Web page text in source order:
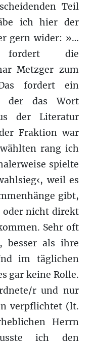
Teil
ich hier der
gern wider: »…
fordert die
Metzger zum
fordert ein
der das Wort
der Literatur
Fraktion war
rang ich
spielte
weil es
gibt,
oder nicht direkt
Sehr oft
besser als ihre
im täglichen
gar keine Rolle.
r und nur
verpflichtet (lt.
Herrn
ich den